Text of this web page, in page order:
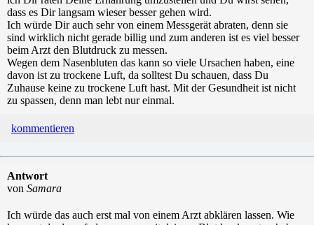
dass es Dir langsam wieser besser gehen wird.
Ich würde Dir auch sehr von einem Messgerät abraten, denn sie
sind wirklich nicht gerade billig und zum anderen ist es viel besser
beim Arzt den Blutdruck zu messen.
Wegen dem Nasenbluten das kann so viele Ursachen haben, eine
davon ist zu trockene Luft, da solltest Du schauen, dass Du
Zuhause keine zu trockene Luft hast. Mit der Gesundheit ist nicht
zu spassen, denn man lebt nur einmal.
kommentieren
Antwort
von Samara
Ich würde das auch erst mal von einem Arzt abklären lassen. Wie